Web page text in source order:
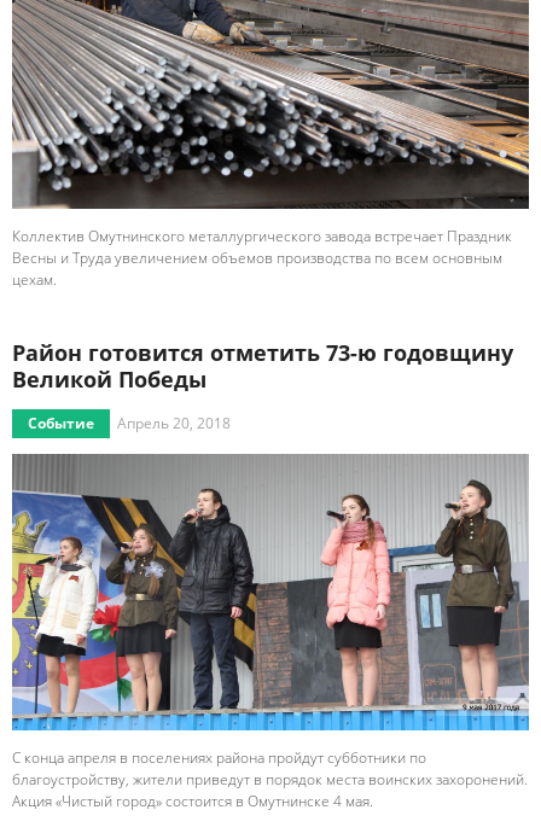
Коллектив Омутнинского металлургического завода встречает Праздник
Весны и Труда увеличением объемов производства по всем основным
цехам.
Район готовится отметить 73-ю годовщину
Великой Победы
Событие Апрель 20, 2018
С конца апреля в поселениях района пройдут субботники по
благоустройству, жители приведут в порядок места воинских захоронений.
Акция «Чистый город» состоится в Омутнинске 4 мая.